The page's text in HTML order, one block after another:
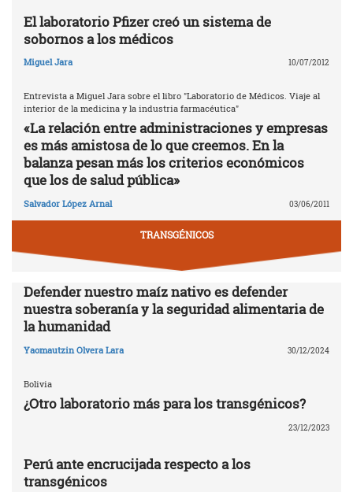
El laboratorio Pfizer creó un sistema de
sobornos a los médicos
Miguel Jara 10/07/2012
Entrevista a Miguel Jara sobre el libro "Laboratorio de Médicos. Viaje al
interior de la medicina y la industria farmacéutica"
«La relación entre administraciones y empresas
es más amistosa de lo que creemos. En la
balanza pesan más los criterios económicos
que los de salud pública»
Salvador López Arnal 03/06/2011
TRANSGÉNICOS
Defender nuestro maíz nativo es defender
nuestra soberanía y la seguridad alimentaria de
la humanidad
Yaomautzin Olvera Lara 30/12/2024
Bolivia
¿Otro laboratorio más para los transgénicos?
23/12/2023
Perú ante encrucijada respecto a los
transgénicos